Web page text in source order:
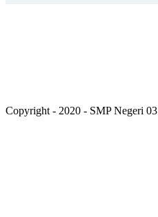
Copyright - 2020 - SMP Negeri